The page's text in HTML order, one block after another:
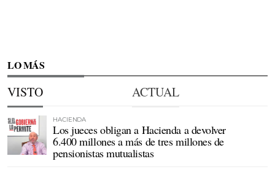
LO MÁS
VISTO ACTUAL
HACIENDA
Los jueces obligan a Hacienda a devolver
6.400 millones a más de tres millones de
pensionistas mutualistas